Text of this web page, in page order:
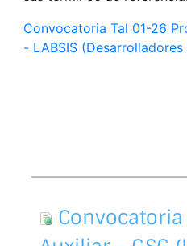
Convocatoria Tal 01-26
- LABSIS (Desarrolladores